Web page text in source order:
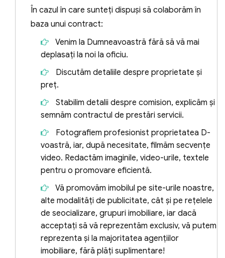
Vă putem reprezenta exclusiv pe
vânzător sau cumpărător, companie de
construcție sau ambele părți. Vă asigurăm,
în ambele cazuri, de o colaborare
transparentă, fără comisioane ascunse,
fiind dispuși să acordăm asistență juridică
gratuită ambelor părți.
Daca cumpărați cu noi vă garantăm
corectitudine și transparență, prețuri egale
cu prețurile proprietarilor sau echivalente
cu cele ale companiilor de construcție.
O casă se cumpără, de cele mai multe ori,
doar o dată în viață. Cu noi sunteți mai
aproape de visul D-voastră! Am lansat
proiectultopjust.mdpentru servicii juridice,
În cazul în care sunteți dispuși să colaborăm în
baza unui contract:
Venim la Dumneavoastră fără să vă mai
deplasați la noi la oficiu.
Discutăm detaliile despre proprietate și
preț.
Stabilim detalii despre comision, explicăm și
semnăm contractul de prestări servicii.
Fotografiem profesionist proprietatea D-
voastră, iar, după necesitate, filmăm secvențe
video. Redactăm imaginile, video-urile, textele
pentru o promovare eficientă.
Vă promovăm imobilul pe site-urile noastre,
alte modalități de publicitate, cât și pe rețelele
de seocializare, grupuri imobiliare, iar dacă
acceptați să vă reprezentăm exclusiv, vă putem
reprezenta și la majoritatea agențiilor
imobiliare, fără plăți suplimentare!